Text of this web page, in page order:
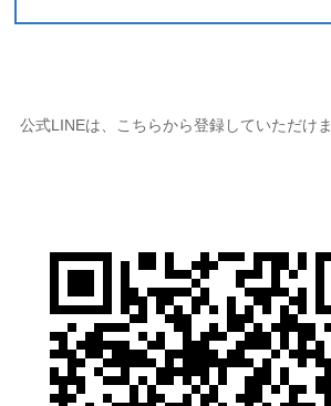
公式LINEは、こちらから登録していただけま